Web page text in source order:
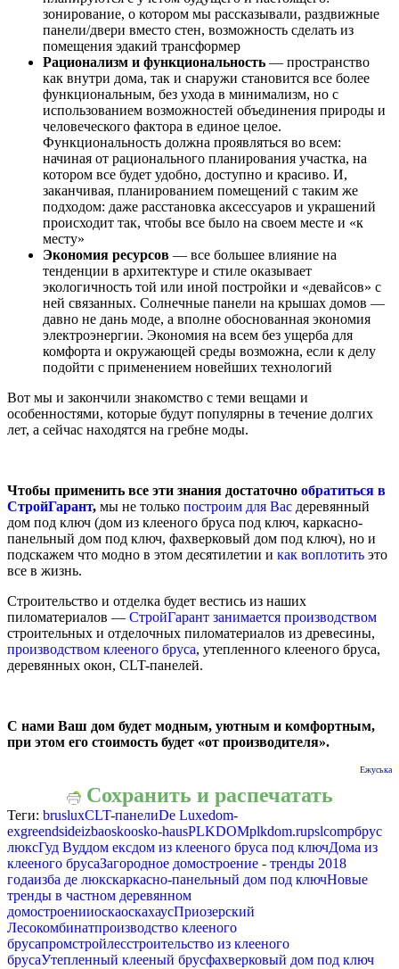
зонирование, о котором мы рассказывали, раздвижные
панели/двери вместо стен, возможность сделать из
помещения эдакий трансформер
Рационализм и функциональность — пространство
как внутри дома, так и снаружи становится все более
функциональным, без ухода в минимализм, но с
использованием возможностей объединения природы и
человеческого фактора в единое целое.
Функциональность должна проявляться во всем:
начиная от рационального планирования участка, на
котором все будет удобно, доступно и красиво. И,
заканчивая, планированием помещений с таким же
подходом: даже расстановка аксессуаров и украшений
происходит так, чтобы все было на своем месте и «к
месту»
Экономия ресурсов — все большее влияние на
тенденции в архитектуре и стиле оказывает
экологичность той или иной постройки и «девайсов» с
ней связанных. Солнечные панели на крышах домов —
давно не дань моде, а вполне обоснованная экономия
электроэнергии. Экономия на всем без ущерба для
комфорта и окружающей среды возможна, если к делу
подойти с применением новейших технологий
Вот мы и закончили знакомство с теми вещами и
особенностями, которые будут популярны в течение долгих
лет, а сейчас находятся на гребне моды.
Чтобы применить все эти знания достаточно обратиться в
СтройГарант, мы не только построим для Вас деревянный
дом под ключ (дом из клееного бруса под ключ, каркасно-
панельный дом под ключ, фахверковый дом под ключ), но и
подскажем что модно в этом десятилетии и как воплотить это
все в жизнь.
Строительство и отделка будет вестись из наших
пиломатериалов — СтройГарант занимается производством
строительных и отделочных пиломатериалов из древесины,
производством клееного бруса, утепленного клееного бруса,
деревянных окон, CLT-панелей.
С нами Ваш дом будет модным, уютным и комфортным,
при этом его стоимость будет «от производителя».
Ежуська
Сохранить и распечатать
Теги: brusluxCLT-панелиDe Luxedom-
exgreendsideizbaoskoosko-hausPLKDOMplkdom.rupslcompбрус
люксГуд Вуддом ексдом из клееного бруса под ключДома из
клееного брусаЗагородное домостроение - тренды 2018
годаизба де люкскаркасно-панельный дом под ключНовые
тренды в частном деревянном
домостроенииоскаоскахаусПриозерский
Лесокомбинатпроизводство клееного
брусапромстройлесстроительство из клееного
брусаУтепленный клееный брусфахверковый дом под ключ